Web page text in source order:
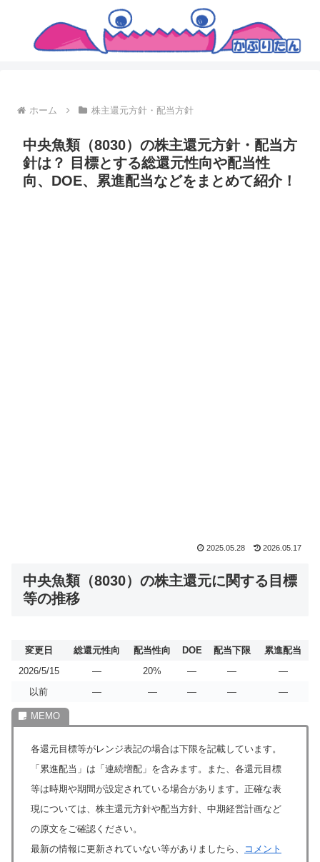
ホーム 株主還元方針・配当方針
中央魚類（8030）の株主還元方針・配当方
針は？ 目標とする総還元性向や配当性
向、DOE、累進配当などをまとめて紹介！
2025.05.28 2026.05.17
中央魚類（8030）の株主還元に関する目標
等の推移
変更日 総還元性向 配当性向 DOE 配当下限
累進配当
2026/5/15
― 20% ― ―
―
以前
― ― ― ― ―
各還元目標等がレンジ表記の場合は下限を記載しています。
「累進配当」は「連続増配」を含みます。また、各還元目標
等は時期や期間が設定されている場合があります。正確な表
現については、株主還元方針や配当方針、中期経営計画など
の原文をご確認ください。
最新の情報に更新されていない等がありましたら、
コメント